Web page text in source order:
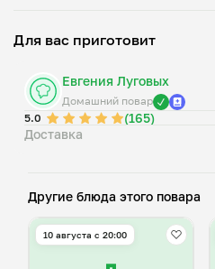
— канапе с колбасками — 9 штук;
— канапе с ветчиной — 9 штук;
— канапе греческие — 9 штук;
— канапе капрезе — 9 штук.
Бокс «Брускетты»
— брускетта с красной рыбой —
Для вас приготовит
Евгения Луговых
Домашний повар
5.0
(165)
Доставка
Другие блюда этого повара
10 августа с 20:00